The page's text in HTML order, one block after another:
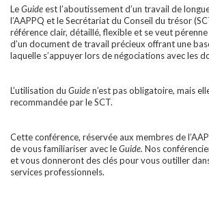
LeGuideest l’aboutissement d’un travail de
l’AAPPQ et le Secrétariat du Conseil du trésor
référence clair, détaillé, flexible et se veut
d’un document de travail précieux offrant une
laquelle s’appuyer lors de négociations avec les
L’utilisation du Guiden’est pas obligatoire, mais
recommandée par le SCT.
Cette conférence, réservée aux membres de
de vous familiariser avec leGuide. Nos
et vous donneront des clés pour vous outiller
services professionnels.